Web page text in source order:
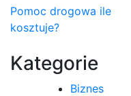
Nawigacja
wpisu
Pomoc drogowa ile
kosztuje?
Kategorie
Biznes